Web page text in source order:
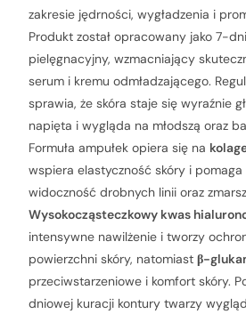
zakresie jędrności, wygładzenia i
Produkt został opracowany jako 7-
pielęgnacyjny, wzmacniający
serum i kremu odmładzającego.
sprawia, że skóra staje się wyraźnie
napięta i wygląda na młodszą oraz
Formuła ampułek opiera się na
wspiera elastyczność skóry i pomaga
widoczność drobnych linii oraz
Wysokocząsteczkowy kwas
intensywne nawilżenie i tworzy
powierzchni skóry, natomiastβ-
przeciwstarzeniowe i komfort skóry.
dniowej kuracji kontury twarzy